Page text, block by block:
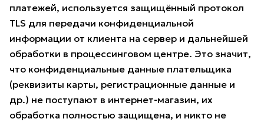
платежей, используется защищённый протокол
TLS для передачи конфиденциальной
информации от клиента на сервер и дальнейшей
обработки в процессинговом центре. Это значит,
что конфиденциальные данные плательщика
(реквизиты карты, регистрационные данные и
др.) не поступают в интернет-магазин, их
обработка полностью защищена, и никто не